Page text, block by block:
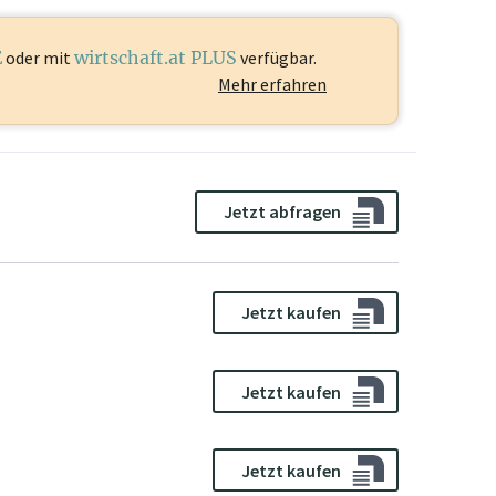
oder mit wirtschaft.at PLUS verfügbar.
Mehr erfahren
Jetzt abfragen
Jetzt kaufen
Jetzt kaufen
Jetzt kaufen